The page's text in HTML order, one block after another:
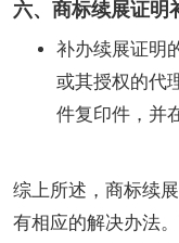
六、商标续展证明
补办续展证明
或其授权的代
件复印件，并
综上所述，商标续
有相应的解决办法